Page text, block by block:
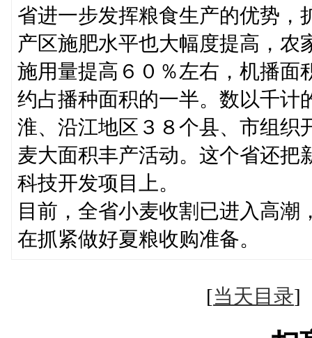
省进一步发挥粮食生产的优势，
产区施肥水平也大幅度提高，农
施用量提高６０％左右，机播面
约占播种面积的一半。数以千计
淮、沿江地区３８个县、市组织
麦大面积丰产活动。这个省还把
科技开发项目上。
目前，全省小麦收割已进入高
在抓紧做好夏粮收购准备。
[当天目录